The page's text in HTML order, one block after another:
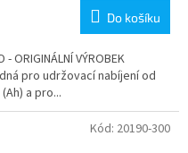
Do košíku
- ORIGINÁLNÍ VÝROBEK
pro udržovací nabíjení od
a pro...
Kód: 20190-300